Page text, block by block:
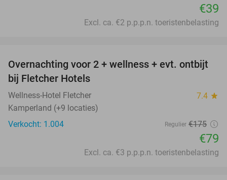
€39
Excl. ca. €2 p.p.p.n. toeristenbelasting
55%
Overnachting voor 2 + wellness + evt. ontbijt
bij Fletcher Hotels
Wellness-Hotel Fletcher 7.4 star
Kamperland (+9 locaties)
Verkocht: 1.004
Regulier €175
€79
Excl. ca. €3 p.p.p.n. toeristenbelasting